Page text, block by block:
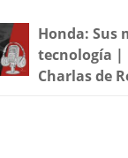
Honda: Sus
tecnología |
Charlas de